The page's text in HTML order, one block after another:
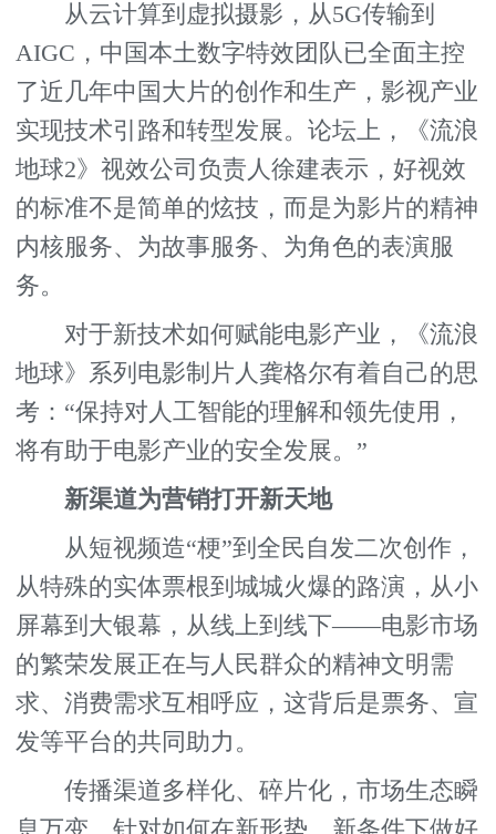
从云计算到虚拟摄影，从5G传输到
AIGC，中国本土数字特效团队已全面主控
了近几年中国大片的创作和生产，影视产业
实现技术引路和转型发展。论坛上，《流浪
地球2》视效公司负责人徐建表示，好视效
的标准不是简单的炫技，而是为影片的精神
内核服务、为故事服务、为角色的表演服
务。
对于新技术如何赋能电影产业，《流浪
地球》系列电影制片人龚格尔有着自己的思
考：“保持对人工智能的理解和领先使用，
将有助于电影产业的安全发展。”
新渠道为营销打开新天地
从短视频造“梗”到全民自发二次创作，
从特殊的实体票根到城城火爆的路演，从小
屏幕到大银幕，从线上到线下——电影市场
的繁荣发展正在与人民群众的精神文明需
求、消费需求互相呼应，这背后是票务、宣
发等平台的共同助力。
传播渠道多样化、碎片化，市场生态瞬